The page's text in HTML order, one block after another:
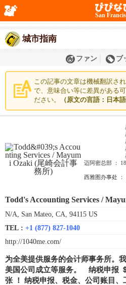
San
城市指南
ファン ブ
この記事の文章は機械翻訳さ
で、意味合い等に差異がある
ださい。
（原文の言語：日本語
迈阿密总部 ：
西雅图办事处 ：
Todd's Accounting Services /
N/A, San Mateo, CA, 94115 US
TEL : +1 (877) 827-1040
http://1040me.com/
为全美提供服务的会计师事务所。
美国公司成立等服务。 纳税申报
张 ！ 纳税申报、税金、公司账目